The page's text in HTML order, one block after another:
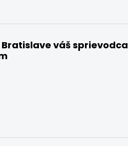
váš sprievodca